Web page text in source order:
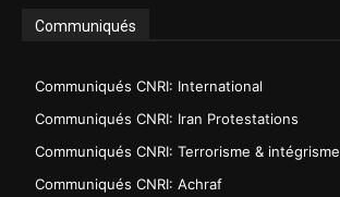
Communiqués
Communiqués CNRI: International
Communiqués CNRI: Iran Protestations
Communiqués CNRI: Terrorisme & intégrisme
Communiqués CNRI: Achraf